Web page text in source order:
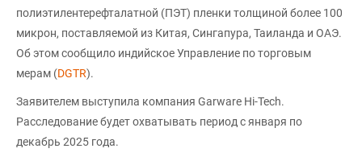
полиэтилентерефталатной (ПЭТ) пленки толщиной более 100
микрон, поставляемой из Китая, Сингапура, Таиланда и ОАЭ.
Об этом сообщило индийское Управление по торговым
мерам (DGTR).
Заявителем выступила компания Garware Hi-Tech.
Расследование будет охватывать период с января по
декабрь 2025 года.